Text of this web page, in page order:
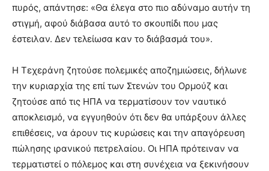
πυρός, απάντησε: «Θα έλεγα στο πιο αδύναμο αυτήν τη
στιγμή, αφού διάβασα αυτό το σκουπίδι που μας
έστειλαν. Δεν τελείωσα καν το διάβασμά του».
Η Τεχεράνη ζητούσε πολεμικές αποζημιώσεις, δήλωνε
την κυριαρχία της επί των Στενών του Ορμούζ και
ζητούσε από τις ΗΠΑ να τερματίσουν τον ναυτικό
αποκλεισμό, να εγγυηθούν ότι δεν θα υπάρξουν άλλες
επιθέσεις, να άρουν τις κυρώσεις και την απαγόρευση
πώλησης ιρανικού πετρελαίου. Οι ΗΠΑ πρότειναν να
τερματιστεί ο πόλεμος και στη συνέχεια να ξεκινήσουν